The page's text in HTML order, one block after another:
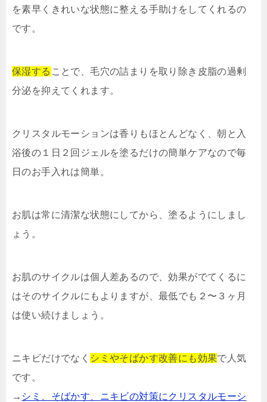
を素早くきれいな状態に整える手助けをしてくれるの
です。
保湿する ことで、毛穴の詰まりを取り除き皮脂の過剰
分泌を抑えてくれます。
クリスタルモーションは香りもほとんどなく、朝と入
浴後の１日２回ジェルを塗るだけの簡単ケアなので毎
日のお手入れは簡単。
お肌は常に清潔な状態にしてから、塗るようにしまし
ょう。
お肌のサイクルは個人差あるので、効果がでてくるに
はそのサイクルにもよりますが、最低でも２〜３ヶ月
は使い続けましょう。
ニキビだけでなく シミやそばかす改善にも効果で人気
です。
→ シミ、そばかす、ニキビの対策にクリスタルモーシ